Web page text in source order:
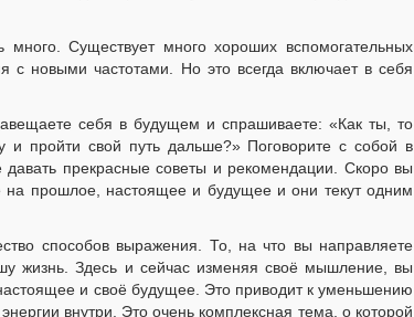
Существует много хороших вспомогательных
с новыми частотами. Но это всегда включает в себя
себя в будущем и спрашиваете: «Как ты, то
и пройти свой путь дальше?» Поговорите с собой в
прекрасные советы и рекомендации. Скоро вы
на прошлое, настоящее и будущее и они текут одним
способов выражения. То, на что вы направляете
жизнь. Здесь и сейчас изменяя своё мышление, вы
и своё будущее. Это приводит к уменьшению
внутри. Это очень комплексная тема, о которой